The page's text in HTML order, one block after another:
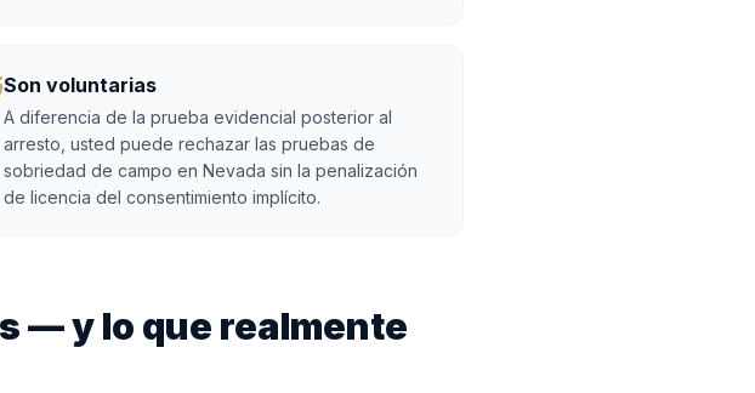
Son voluntarias
A diferencia de la prueba evidencial posterior al
arresto, usted puede rechazar las pruebas de
sobriedad de campo en Nevada sin la penalización
de licencia del consentimiento implícito.
— y lo que realmente